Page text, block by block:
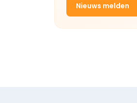
Nieuws melden